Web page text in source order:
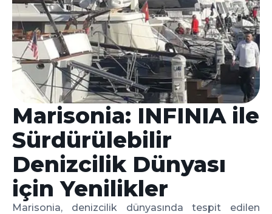
Marisonia: INFINIA ile
Sürdürülebilir
Denizcilik Dünyası
için Yenilikler
Marisonia, denizcilik dünyasında tespit edilen